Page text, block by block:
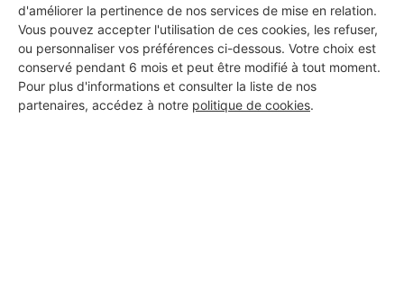
d'améliorer la pertinence de nos services de mise en relation.
Vous pouvez accepter l'utilisation de ces cookies, les refuser,
ou personnaliser vos préférences ci-dessous. Votre choix est
conservé pendant 6 mois et peut être modifié à tout moment.
Pour plus d'informations et consulter la liste de nos
partenaires, accédez à notre politique de cookies.
8 ans d'expérience
Voir sa fiche